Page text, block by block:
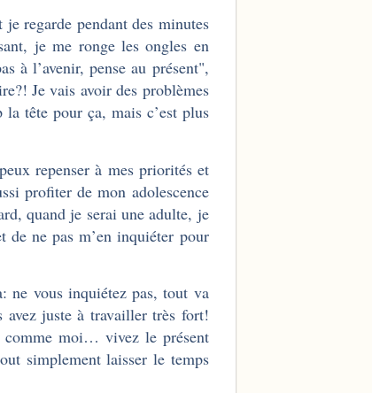
regarde pendant des minutes
je me ronge les ongles en
à l’avenir, pense au présent",
Je vais avoir des problèmes
tête pour ça, mais c’est plus
repenser à mes priorités et
profiter de mon adolescence
quand je serai une adulte, je
ne pas m’en inquiéter pour
ne vous inquiétez pas, tout va
avez juste à travailler très fort!
comme moi… vivez le présent
simplement laisser le temps